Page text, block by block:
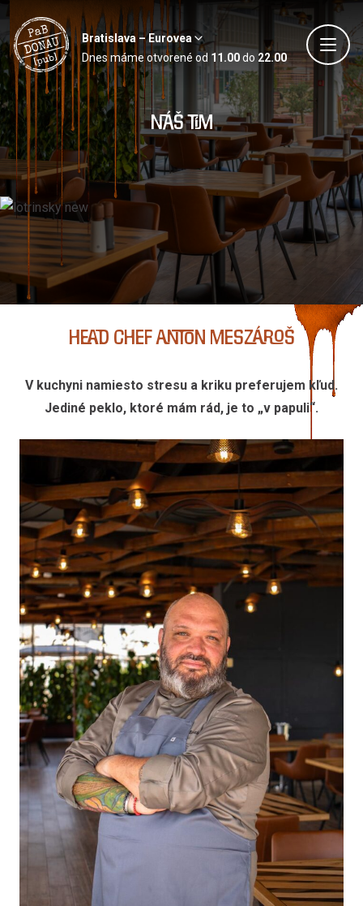
Bratislava – Eurovea
Dnes máme otvorené od 11.00do 22.00
Náš tím
Head Chef Anton Meszároš
V kuchyni namiesto stresu a kriku preferujem kľud.
Jediné peklo, ktoré mám rád, je to „v papuli“.